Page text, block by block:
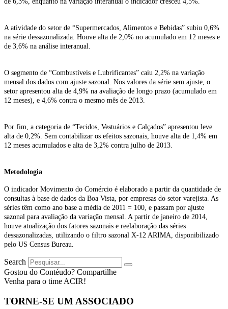
A atividade do setor de “Supermercados, Alimentos e Bebidas” subiu 0,6%
na série dessazonalizada. Houve alta de 2,0% no acumulado em 12 meses e
de 3,6% na análise interanual.
O segmento de “Combustíveis e Lubrificantes” caiu 2,2% na variação
mensal dos dados com ajuste sazonal. Nos valores da série sem ajuste, o
setor apresentou alta de 4,9% na avaliação de longo prazo (acumulado em
12 meses), e 4,6% contra o mesmo mês de 2013.
Por fim, a categoria de “Tecidos, Vestuários e Calçados” apresentou leve
alta de 0,2%. Sem contabilizar os efeitos sazonais, houve alta de 1,4% em
12 meses acumulados e alta de 3,2% contra julho de 2013.
Metodologia
O indicador Movimento do Comércio é elaborado a partir da quantidade de
consultas à base de dados da Boa Vista, por empresas do setor varejista. As
séries têm como ano base a média de 2011 = 100, e passam por ajuste
sazonal para avaliação da variação mensal. A partir de janeiro de 2014,
houve atualização dos fatores sazonais e reelaboração das séries
dessazonalizadas, utilizando o filtro sazonal X-12 ARIMA, disponibilizado
pelo US Census Bureau.
Search
Gostou do Contéudo? Compartilhe
Venha para o time ACIR!
TORNE-SE UM ASSOCIADO